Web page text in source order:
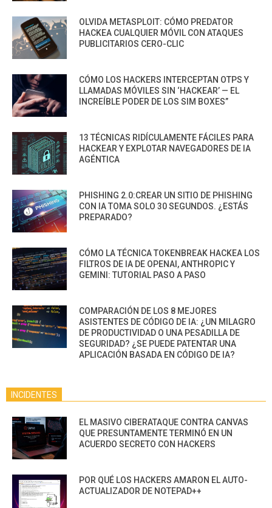
OLVIDA METASPLOIT: CÓMO PREDATOR
HACKEA CUALQUIER MÓVIL CON ATAQUES
PUBLICITARIOS CERO-CLIC
CÓMO LOS HACKERS INTERCEPTAN OTPS Y
LLAMADAS MÓVILES SIN ‘HACKEAR’ — EL
INCREÍBLE PODER DE LOS SIM BOXES”
13 TÉCNICAS RIDÍCULAMENTE FÁCILES PARA
HACKEAR Y EXPLOTAR NAVEGADORES DE IA
AGÉNTICA
PHISHING 2.0:CREAR UN SITIO DE PHISHING
CON IA TOMA SOLO 30 SEGUNDOS. ¿ESTÁS
PREPARADO?
CÓMO LA TÉCNICA TOKENBREAK HACKEA LOS
FILTROS DE IA DE OPENAI, ANTHROPIC Y
GEMINI: TUTORIAL PASO A PASO
COMPARACIÓN DE LOS 8 MEJORES
ASISTENTES DE CÓDIGO DE IA: ¿UN MILAGRO
DE PRODUCTIVIDAD O UNA PESADILLA DE
SEGURIDAD? ¿SE PUEDE PATENTAR UNA
APLICACIÓN BASADA EN CÓDIGO DE IA?
INCIDENTES
EL MASIVO CIBERATAQUE CONTRA CANVAS
QUE PRESUNTAMENTE TERMINÓ EN UN
ACUERDO SECRETO CON HACKERS
POR QUÉ LOS HACKERS AMARON EL AUTO-
ACTUALIZADOR DE NOTEPAD++